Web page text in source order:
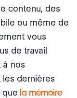
contenu, des
ou même de
vous
de travail
nos
les dernières
que la mémoire